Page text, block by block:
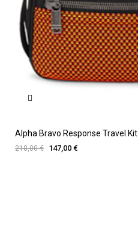
Alpha Bravo Response Travel Kit
210,00 € 147,00 €